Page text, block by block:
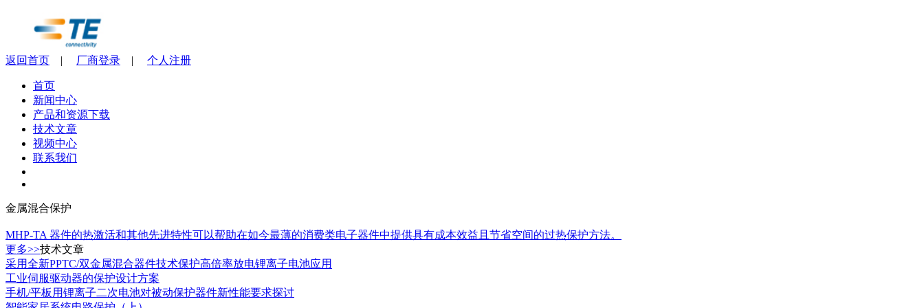
返回首页 | 厂商登录 | 个人注册
首页
新闻中心
产品和资源下载
技术文章
视频中心
联系我们
金属混合保护
MHP-TA 器件的热激活和其他先进特性可以帮助在如今最薄的消费类电子器件中提供具有成本效益且节省空间的过热保护方法。
更多>>技术文章
采用全新PPTC/双金属混合器件技术保护高倍率放电锂离子电池应用
工业伺服驱动器的保护设计方案
手机/平板用锂离子二次电池对被动保护器件新性能要求探讨